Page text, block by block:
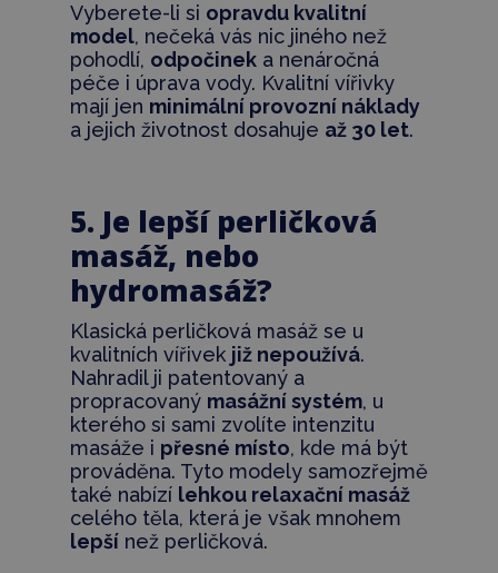
Vyberete-li si opravdu kvalitní
model, nečeká vás nic jiného než
pohodlí, odpočineka nenáročná
péče i úprava vody. Kvalitní vířivky
mají jen minimální provozní náklady
a jejich životnost dosahuje až 30 let.
5. Je lepší perličková
masáž, nebo
hydromasáž?
Klasická perličková masáž se u
kvalitních vířivek již nepoužívá.
Nahradil ji patentovaný a
propracovaný masážní systém, u
kterého si sami zvolíte intenzitu
masáže i přesné místo, kde má být
prováděna. Tyto modely samozřejmě
také nabízí lehkou relaxační masáž
celého těla, která je však mnohem
lepšínež perličková.